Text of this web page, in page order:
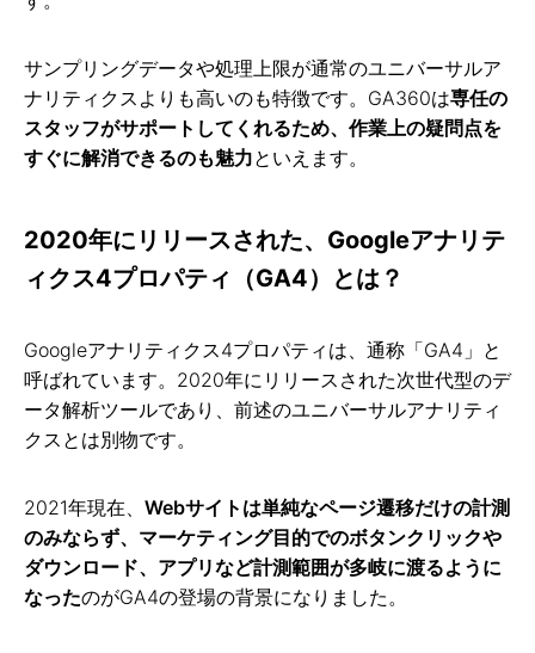
サンプリングデータや処理上限が通常のユニバーサルア
ナリティクスよりも高いのも特徴です。GA360は専任の
スタッフがサポートしてくれるため、作業上の疑問点を
すぐに解消できるのも魅力といえます。
2020年にリリースされた、Googleアナリテ
ィクス4プロパティ（GA4）とは？
Googleアナリティクス4プロパティは、通称「GA4」と
呼ばれています。2020年にリリースされた次世代型のデ
ータ解析ツールであり、前述のユニバーサルアナリティ
クスとは別物です。
2021年現在、 Webサイトは単純なページ遷移だけの計測
のみならず、マーケティング目的でのボタンクリックや
ダウンロード、アプリなど計測範囲が多岐に渡るように
なったのがGA4の登場の背景になりました。